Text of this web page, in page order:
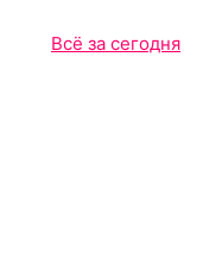
Всё за сегодня